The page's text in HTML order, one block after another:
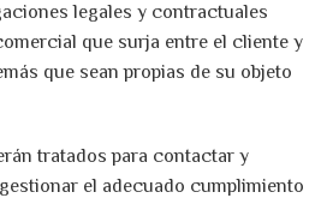
legales y contractuales
que surja entre el cliente y
que sean propias de su objeto
tratados para contactar y
el adecuado cumplimiento